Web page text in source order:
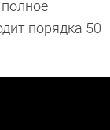
порядка 50